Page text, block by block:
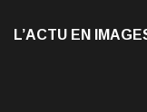
L’ACTU EN